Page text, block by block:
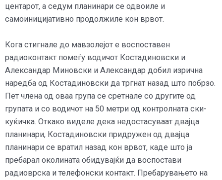
центарот, а седум планинари се одвоиле и
самоиницијативно продолжиле кон врвот.
Кога стигнале до мавзолејот е воспоставен
радиоконтакт помеѓу водичот Костадиновски и
Александар Миновски и Александар добил изрична
наредба од Костадиновски да тргнат назад што побрзо.
Пет члена од оваа група се сретнале со другите од
групата и со водичот на 50 метри од контролната ски-
куќичка. Откако виделе дека недостасуваат двајца
планинари, Костадиновски придружен од двајца
планинари се вратил назад кон врвот, каде што ја
пребарал околината обидувајќи да воспостави
радиоврска и телефонски контакт. Пребарувањето на